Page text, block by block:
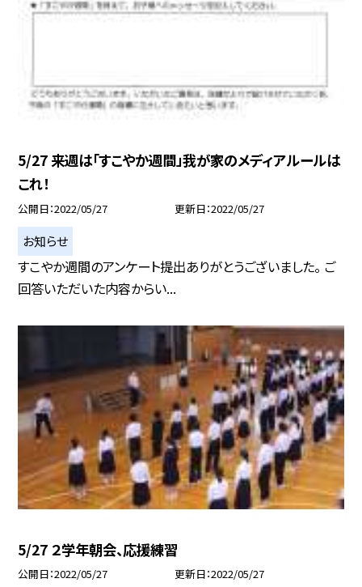
5/27 来週は「すこやか週間」我が家のメディアルールは
これ！
公開日 2022/05/27 更新日 2022/05/27
お知らせ
すこやか週間のアンケート提出ありがとうございました。 ご
回答いただいた内容からい...
5/27 ２学年朝会、応援練習
公開日 2022/05/27 更新日 2022/05/27